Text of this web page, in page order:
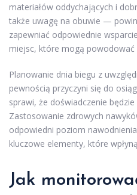
materiałów oddychających i
także uwagę na obuwie —
zapewniać odpowiednie
miejsc, które mogą
Planowanie dnia biegu z
pewnością przyczyni się do
sprawi, że doświadczenie
Zastosowanie zdrowych
odpowiedni poziom
kluczowe elementy, które
Jak